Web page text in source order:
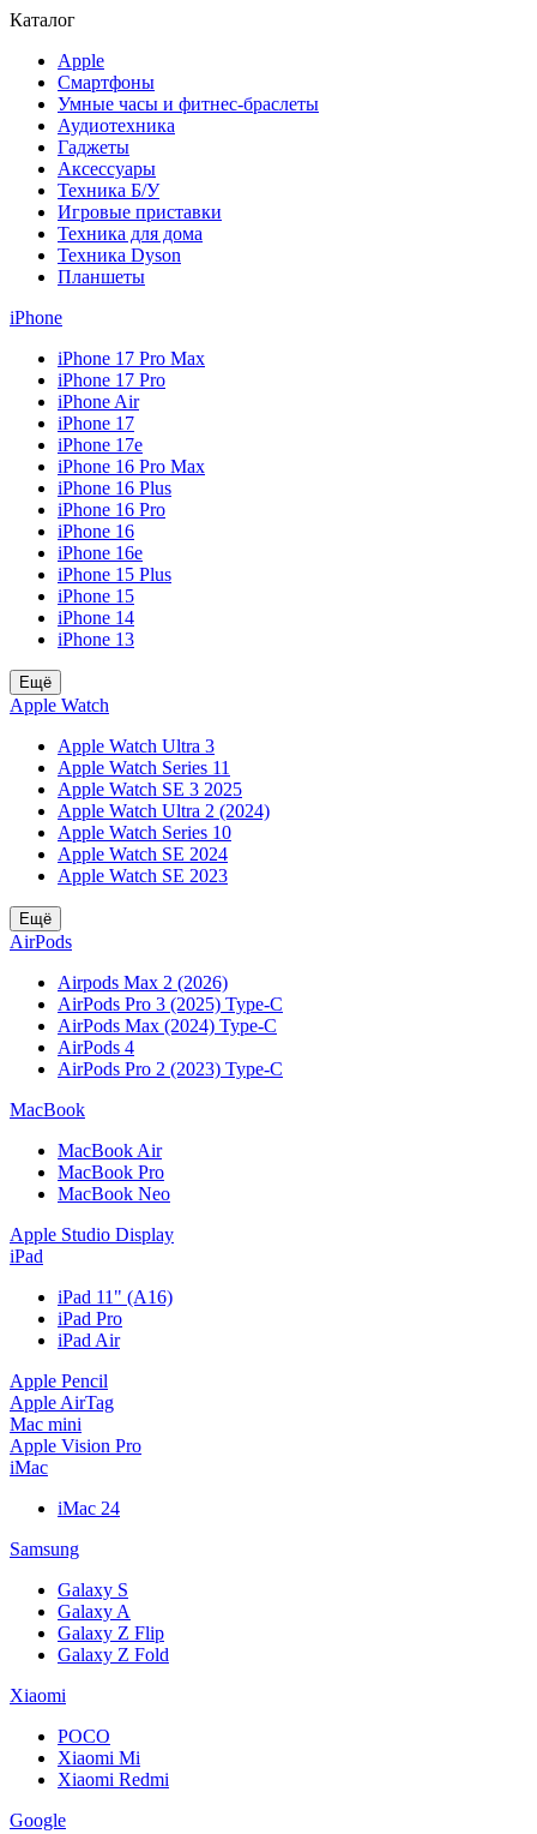
Каталог
Apple
Смартфоны
Умные часы и фитнес-браслеты
Аудиотехника
Гаджеты
Аксессуары
Техника Б/У
Игровые приставки
Техника для дома
Техника Dyson
Планшеты
iPhone
iPhone 17 Pro Max
iPhone 17 Pro
iPhone Air
iPhone 17
iPhone 17e
iPhone 16 Pro Max
iPhone 16 Plus
iPhone 16 Pro
iPhone 16
iPhone 16e
iPhone 15 Plus
iPhone 15
iPhone 14
iPhone 13
Ещё
Apple Watch
Apple Watch Ultra 3
Apple Watch Series 11
Apple Watch SE 3 2025
Apple Watch Ultra 2 (2024)
Apple Watch Series 10
Apple Watch SE 2024
Apple Watch SE 2023
Ещё
AirPods
Airpods Max 2 (2026)
AirPods Pro 3 (2025) Type-C
AirPods Max (2024) Type-C
AirPods 4
AirPods Pro 2 (2023) Type-C
MacBook
MacBook Air
MacBook Pro
MacBook Neo
Apple Studio Display
iPad
iPad 11" (A16)
iPad Pro
iPad Air
Apple Pencil
Apple AirTag
Mac mini
Apple Vision Pro
iMac
iMac 24
Samsung
Galaxy S
Galaxy A
Galaxy Z Flip
Galaxy Z Fold
Xiaomi
POCO
Xiaomi Mi
Xiaomi Redmi
Google